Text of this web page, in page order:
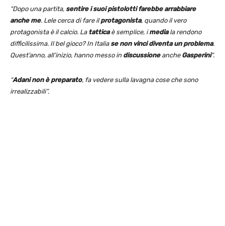
“Dopo una partita, sentire i suoi pistolotti farebbe arrabbiare
anche me. Lele cerca di fare ilprotagonista, quando il vero
protagonista è il calcio. La tatticaè semplice, imediala rendono
difficilissima. Il bel gioco? In Italia se non vinci diventa un problema.
Quest’anno, all’inizio, hanno messo in discussioneanche Gasperini“.
“Adani non è preparato, fa vedere sulla lavagna cose che sono
irrealizzabili”.